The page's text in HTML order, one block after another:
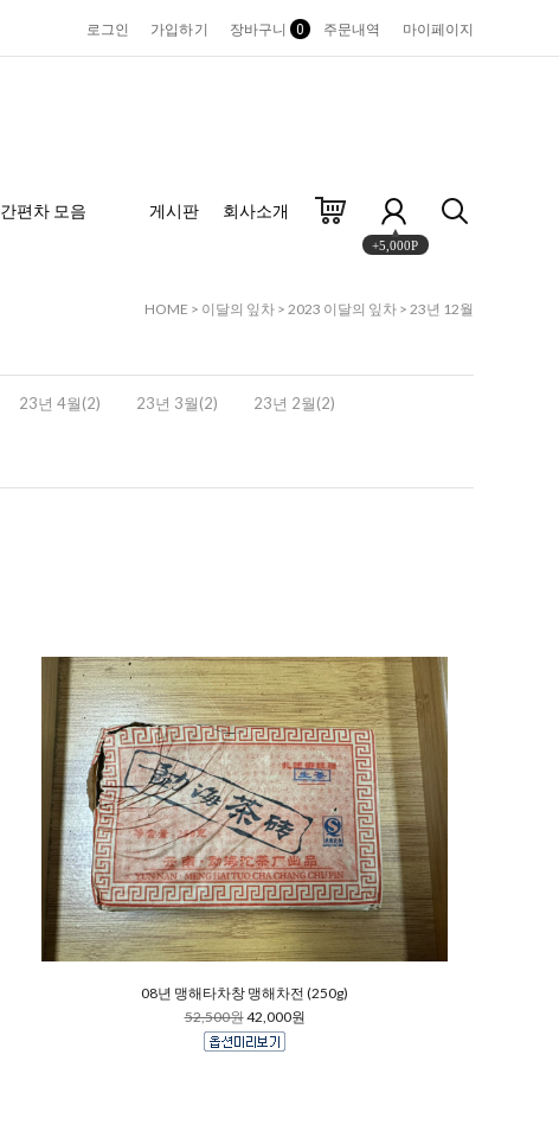
로그인 가입하기 장바구니 0 주문내역 마이페이지
간편차 모음 게시판 회사소개
+5,000P
HOME > 이달의 잎차 > 2023 이달의 잎차 > 23년 12월
23년 4월(2) 23년 3월(2) 23년 2월(2)
08년 맹해타차창 맹해차전 (250g)
52,500원42,000원